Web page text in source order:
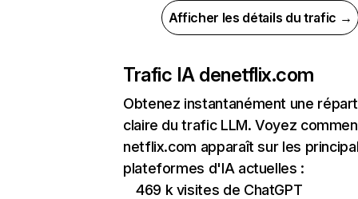
Afficher les détails du trafic →
Trafic IA denetflix.com
Obtenez instantanément une
claire du trafic LLM. Voyez
netflix.com apparaît sur les
plateformes d'IA actuelles :
469 k visites de ChatGPT